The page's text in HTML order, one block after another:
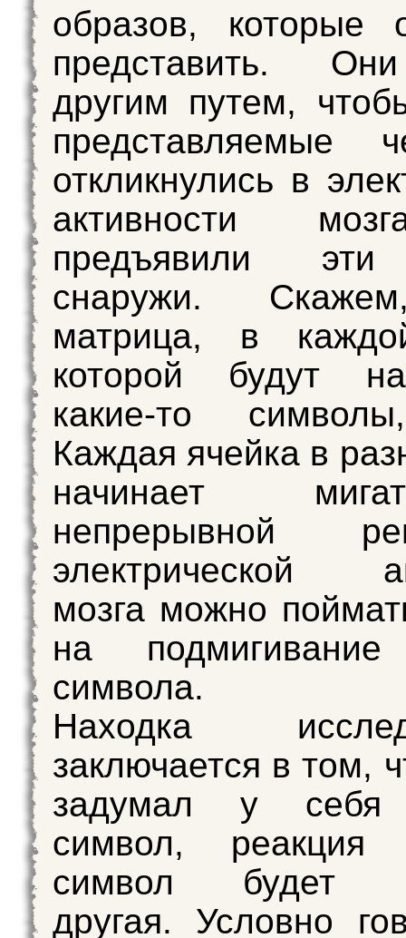
образов, которые
представить.
другим путем,
представляемые
откликнулись в
активности
предъявили
снаружи.
матрица, в
которой будут
какие-то
Каждая ячейка в
начинает
непрерывной
электрической
мозга можно
на подмигивание
символа.
Находка
заключается в том,
задумал у себя
символ,
символ будет
другая. Условно